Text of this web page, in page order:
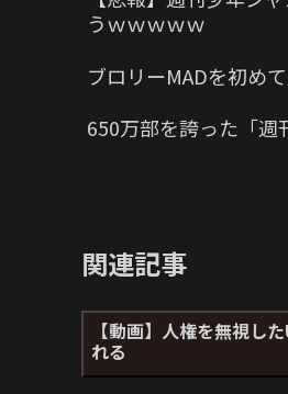
うｗｗｗｗｗ
ブロリーMADを初め
650万部を誇った「
関連記事
【動画】人権を無視し
れる